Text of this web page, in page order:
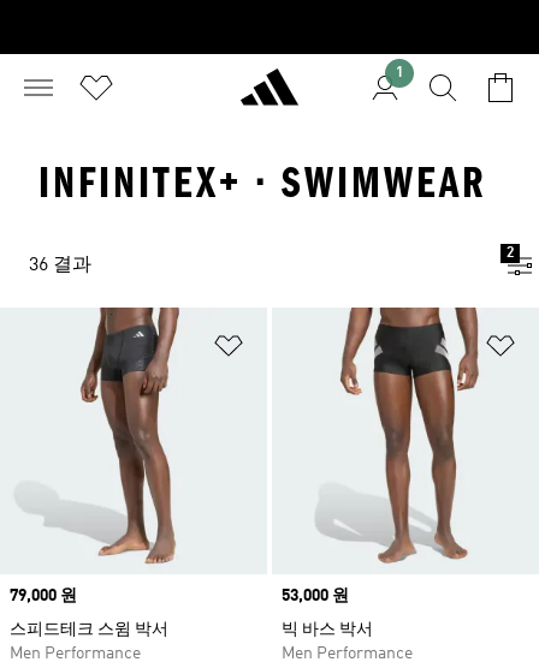
1
INFINITEX+ · SWIMWEAR
36 결과
2
위시리스트 담기
Price
79,000 원
스피드테크 스윔 박서
Men Performance
Price
53,000 원
빅 바스 박서
Men Performance